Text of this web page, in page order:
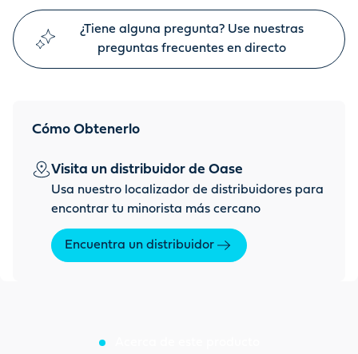
¿Tiene alguna pregunta? Use nuestras
preguntas frecuentes en directo
Cómo Obtenerlo
Visita un distribuidor de Oase
Usa nuestro localizador de distribuidores para
encontrar tu minorista más cercano
Encuentra un distribuidor